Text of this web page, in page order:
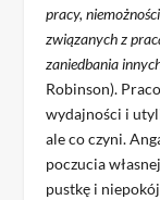
pracy,
związanych z
zaniedbania
Robinson).
wydajności i
ale co czyni.
poczucia
pustkę i